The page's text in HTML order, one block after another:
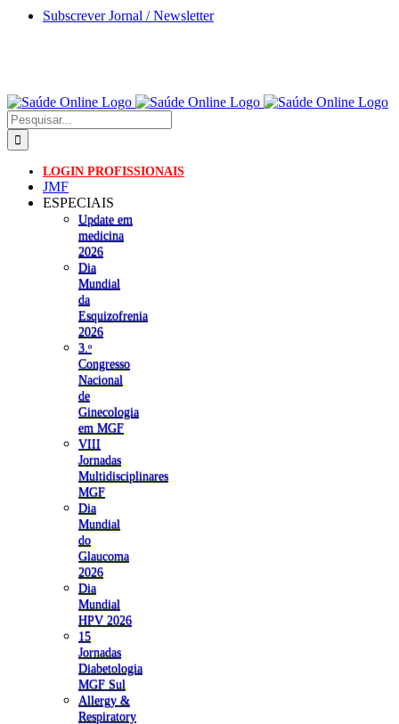
Skip
Subscrever Jornal / Newsletter
Pesquisar
LOGIN PROFISSIONAIS
JMF
ESPECIAIS
Update em
medicina
2026
Dia
Mundial
da
Esquizofrenia
2026
3.ᵒ
Congresso
Nacional
de
Ginecologia
em MGF
VIII
Jornadas
Multidisciplinares
MGF
Dia
Mundial
do
Glaucoma
2026
Dia
Mundial
HPV 2026
15
Jornadas
Diabetologia
MGF Sul
Allergy &
Respiratory